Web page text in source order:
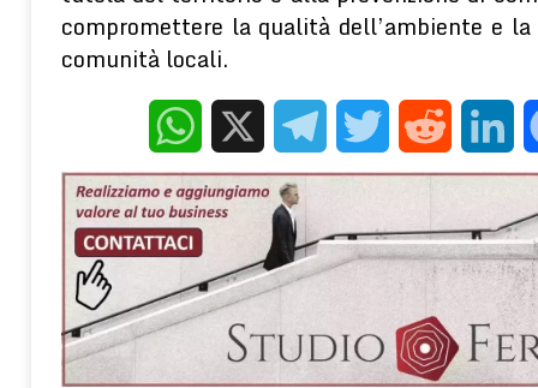
compromettere la qualità dell’ambiente e
comunità locali.
WhatsApp
X TelegramTwitterReddit